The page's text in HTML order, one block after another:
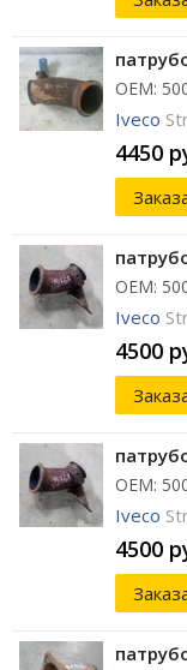
ОЕМ:
Iveco
4450
ОЕМ:
Iveco
4500
ОЕМ:
Iveco
4500